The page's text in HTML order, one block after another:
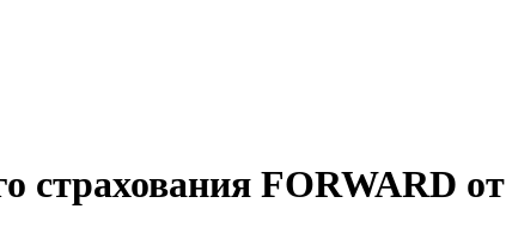
страхования FORWARD от